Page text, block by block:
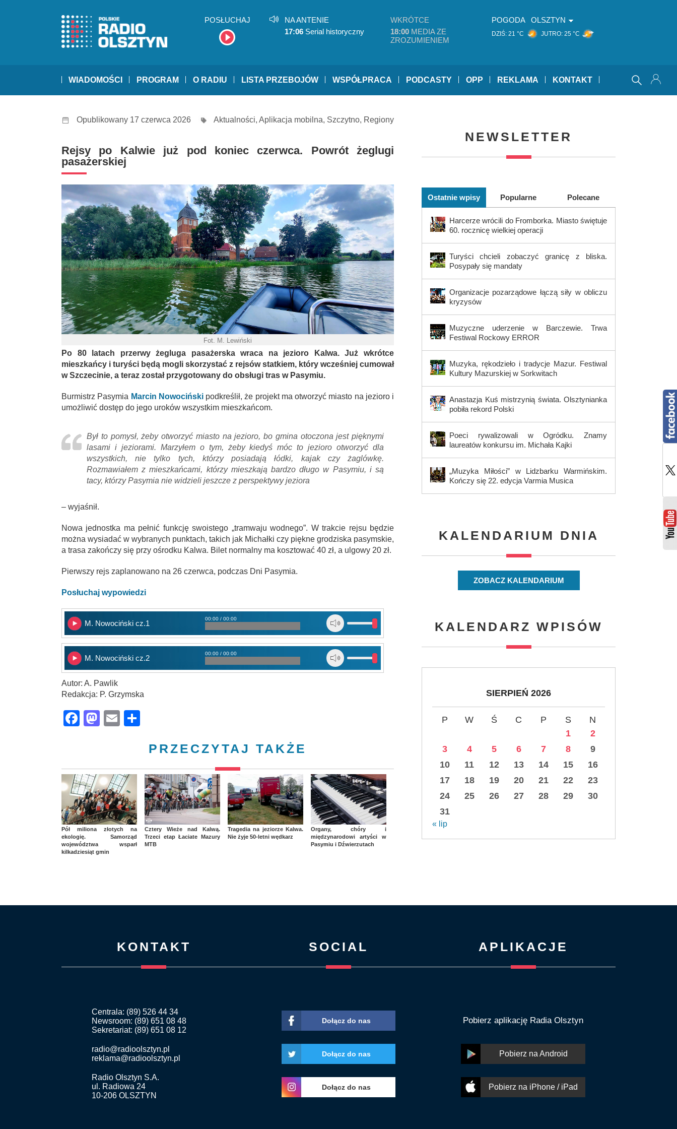
POSŁUCHAJ
NA ANTENIE
17:06 Serial historyczny
WKRÓTCE
18:00 MEDIA ZE
ZROZUMIENIEM
POGODA OLSZTYN
DZIŚ: 21 °C JUTRO: 25 °C
WIADOMOŚCI PROGRAM O RADIU LISTA PRZEBOJÓW WSPÓŁPRACA PODCASTY OPP REKLAMA KONTAKT
Opublikowany 17 czerwca 2026 Aktualności, Aplikacja mobilna, Szczytno, Regiony
Rejsy po Kalwie już pod koniec czerwca. Powrót żeglugi
pasażerskiej
Fot. M. Lewiński
Po 80 latach przerwy żegluga pasażerska wraca na jezioro Kalwa. Już wkrótce
mieszkańcy i turyści będą mogli skorzystać z rejsów statkiem, który wcześniej cumował
w Szczecinie, a teraz został przygotowany do obsługi tras w Pasymiu.
Burmistrz Pasymia Marcin Nowocińskipodkreślił, że projekt ma otworzyć miasto na jezioro i
umożliwić dostęp do jego uroków wszystkim mieszkańcom.
Był to pomysł, żeby otworzyć miasto na jezioro, bo gmina otoczona jest pięknymi
lasami i jeziorami. Marzyłem o tym, żeby kiedyś móc to jezioro otworzyć dla
wszystkich, nie tylko tych, którzy posiadają łódki, kajak czy żaglówkę.
Rozmawiałem z mieszkańcami, którzy mieszkają bardzo długo w Pasymiu, i są
tacy, którzy Pasymia nie widzieli jeszcze z perspektywy jeziora
– wyjaśnił.
Nowa jednostka ma pełnić funkcję swoistego „tramwaju wodnego”. W trakcie rejsu będzie
można wysiadać w wybranych punktach, takich jak Michałki czy piękne grodziska pasymskie,
a trasa zakończy się przy ośrodku Kalwa. Bilet normalny ma kosztować 40 zł, a ulgowy 20 zł.
Pierwszy rejs zaplanowano na 26 czerwca, podczas Dni Pasymia.
Posłuchaj wypowiedzi
M. Nowociński cz.1
00:00 / 00:00
M. Nowociński cz.2
00:00 / 00:00
Autor: A. Pawlik
Redakcja: P. Grzymska
Facebook
Mastodon
Email
PRZECZYTAJ TAKŻE
Pół miliona złotych na
ekologię. Samorząd
województwa wsparł
kilkadziesiąt gmin
Cztery Wieże nad Kalwą.
Trzeci etap Łaciate Mazury
MTB
Tragedia na jeziorze Kalwa.
Nie żyje 50-letni wędkarz
Organy, chóry i
międzynarodowi artyści w
Pasymiu i Dźwierzutach
NEWSLETTER
Ostatnie wpisy Popularne Polecane
Harcerze wrócili do Fromborka. Miasto świętuje
60. rocznicę wielkiej operacji
Turyści chcieli zobaczyć granicę z bliska.
Posypały się mandaty
Organizacje pozarządowe łączą siły w obliczu
kryzysów
Muzyczne uderzenie w Barczewie. Trwa
Festiwal Rockowy ERROR
Muzyka, rękodzieło i tradycje Mazur. Festiwal
Kultury Mazurskiej w Sorkwitach
Anastazja Kuś mistrzynią świata. Olsztynianka
pobiła rekord Polski
Poeci rywalizowali w Ogródku. Znamy
laureatów konkursu im. Michała Kajki
„Muzyka Miłości” w Lidzbarku Warmińskim.
Kończy się 22. edycja Varmia Musica
KALENDARIUM DNIA
ZOBACZ KALENDARIUM
KALENDARZ WPISÓW
SIERPIEŃ 2026
P W Ś C P S
N
1
2
3
4 5 6 7 8
9
10
11 12 13 14 15
16
17
18 19 20 21 22
23
24
25 26 27 28 29
30
31
« lip
KONTAKT
Centrala: (89) 526 44 34
Newsroom: (89) 651 08 48
Sekretariat: (89) 651 08 12
radio@radioolsztyn.pl
reklama@radioolsztyn.pl
Radio Olsztyn S.A.
ul. Radiowa 24
10-206 OLSZTYN
SOCIAL
Dołącz do nas
Dołącz do nas
Dołącz do nas
APLIKACJE
Pobierz aplikację Radia Olsztyn
Pobierz na Android
Pobierz na iPhone / iPad